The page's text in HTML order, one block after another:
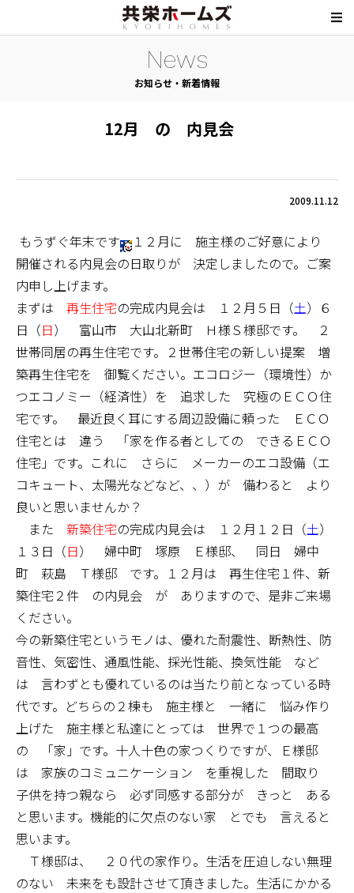
News
お知らせ・新着情報
12月 の 内見会
2009.11.12
もうずぐ年末です
１２月に 施主様のご好意により
開催される内見会の日取りが 決定しましたので。ご案
内申し上げます。
まずは 再生住宅の完成内見会は １２月５日（土）６
日（日） 富山市 大山北新町 Ｈ様Ｓ様邸です。 ２
世帯同居の再生住宅です。２世帯住宅の新しい提案 増
築再生住宅を 御覧ください。エコロジー（環境性）か
つエコノミー（経済性）を 追求した 究極のＥＣＯ住
宅です。 最近良く耳にする周辺設備に頼った ＥＣＯ
住宅とは 違う 「家を作る者としての できるＥＣＯ
住宅」です。これに さらに メーカーのエコ設備（エ
コキュート、太陽光などなど、、）が 備わると より
良いと思いませんか？
また 新築住宅の完成内見会は １２月１２日（土）
１３日（日） 婦中町 塚原 Ｅ様邸、 同日 婦中
町 萩島 Ｔ様邸 です。１２月は 再生住宅１件、新
築住宅２件 の内見会 が ありますので、是非ご来場
ください。
今の新築住宅というモノは、優れた耐震性、断熱性、防
音性、気密性、通風性能、採光性能、換気性能 など
は 言わずとも優れているのは当たり前となっている時
代です。どちらの２棟も 施主様と 一緒に 悩み作り
上げた 施主様と私達にとっては 世界で１つの最高
の 「家」です。十人十色の家つくりですが、Ｅ様邸
は 家族のコミュニケーション を重視した 間取り
子供を持つ親なら 必ず同感する部分が きっと ある
と思います。機能的に欠点のない家 とでも 言えると
思います。
Ｔ様邸は、 ２０代の家作り。生活を圧迫しない無理
のない 未来をも設計させて頂きました。生活にかかる